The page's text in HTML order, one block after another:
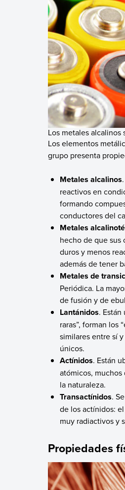
Los metales
Los elementos
grupo presenta
Metales alcalinos
reactivos en
formando
conductores del
Metales
hecho de que sus
duros y menos
además de tener
Metales de
Periódica. La
de fusión y de
Lantánidos.
raras”, forman los
similares entre sí
únicos.
Actínidos. Están
atómicos,
la naturaleza.
Transactínidos.
de los actínidos:
muy radiactivos y
Propiedades